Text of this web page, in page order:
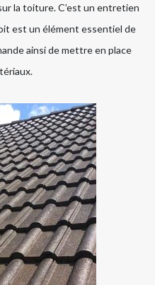
la toiture. C’est un entretien
est un élément essentiel de
ainsi de mettre en place